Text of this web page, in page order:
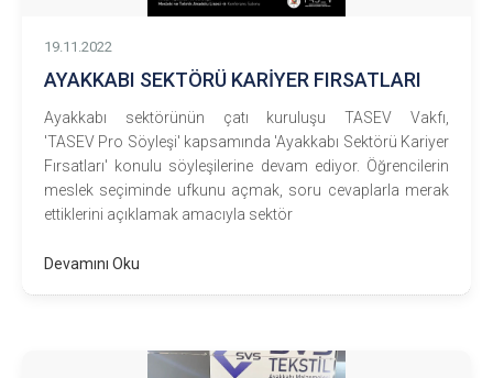
19.11.2022
AYAKKABI SEKTÖRÜ KARİYER FIRSATLARI
Ayakkabı sektörünün çatı kuruluşu TASEV Vakfı,
'TASEV Pro Söyleşi' kapsamında 'Ayakkabı Sektörü Kariyer
Fırsatları' konulu söyleşilerine devam ediyor. Öğrencilerin
meslek seçiminde ufkunu açmak, soru cevaplarla merak
ettiklerini açıklamak amacıyla sektör
Devamını Oku